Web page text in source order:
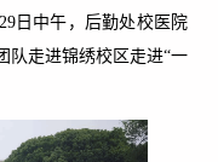
日中午，后勤处校医院
队走进锦绣校区走进“一